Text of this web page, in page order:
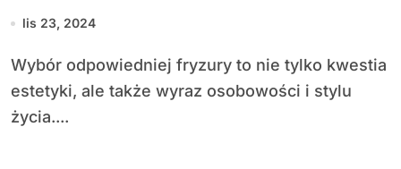
lis 23, 2024
Wybór odpowiedniej fryzury to nie tylko kwestia
estetyki, ale także wyraz osobowości i stylu
życia....